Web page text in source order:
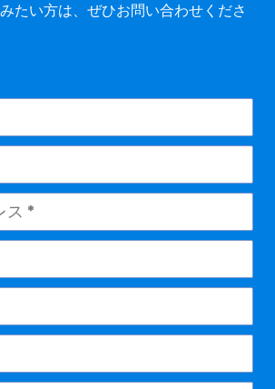
たい方は、ぜひお問い合わせくださ